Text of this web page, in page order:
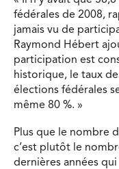
fédérales de 2008,
jamais vu de
Raymond Hébert
participation est
historique, le taux
élections fédérales
même 80 %. »
Plus que le nombre
c’est plutôt le
dernières années